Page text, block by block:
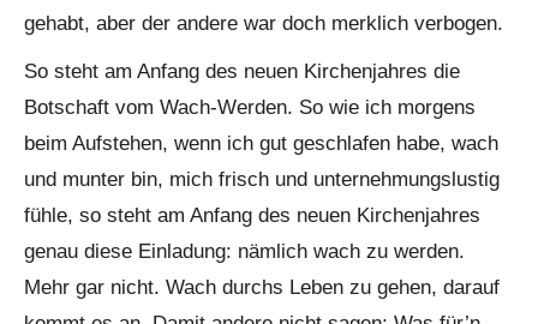
gehabt, aber der andere war doch merklich verbogen.
So steht am Anfang des neuen Kirchenjahres die
Botschaft vom Wach-Werden. So wie ich morgens
beim Aufstehen, wenn ich gut geschlafen habe, wach
und munter bin, mich frisch und unternehmungslustig
fühle, so steht am Anfang des neuen Kirchenjahres
genau diese Einladung: nämlich wach zu werden.
Mehr gar nicht. Wach durchs Leben zu gehen, darauf